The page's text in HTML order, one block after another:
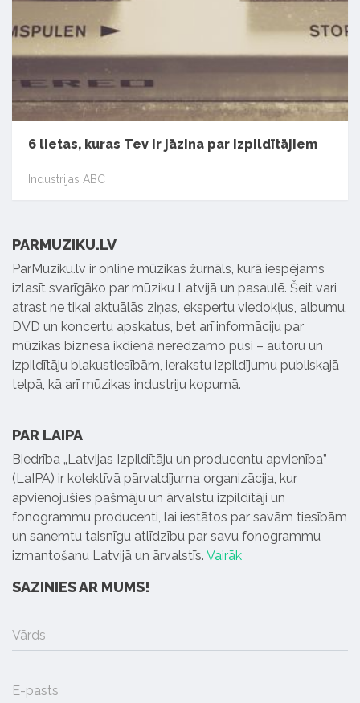
6 lietas, kuras Tev ir jāzina par izpildītājiem
Industrijas ABC
PARMUZIKU.LV
ParMuziku.lv ir online mūzikas žurnāls, kurā iespējams
izlasīt svarīgāko par mūziku Latvijā un pasaulē. Šeit vari
atrast ne tikai aktuālās ziņas, ekspertu viedokļus, albumu,
DVD un koncertu apskatus, bet arī informāciju par
mūzikas biznesa ikdienā neredzamo pusi – autoru un
izpildītāju blakustiesībām, ierakstu izpildījumu publiskajā
telpā, kā arī mūzikas industriju kopumā.
PAR LAIPA
Biedrība „Latvijas Izpildītāju un producentu apvienība”
(LaIPA) ir kolektīvā pārvaldījuma organizācija, kur
apvienojušies pašmāju un ārvalstu izpildītāji un
fonogrammu producenti, lai iestātos par savām tiesībām
un saņemtu taisnīgu atlīdzību par savu fonogrammu
izmantošanu Latvijā un ārvalstīs. Vairāk
SAZINIES AR MUMS!
Vārds
E-pasts